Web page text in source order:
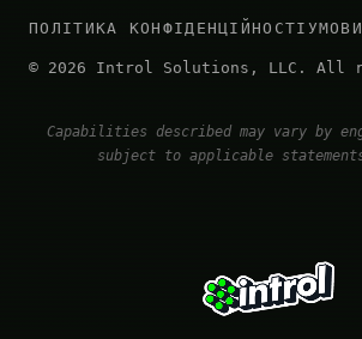
ПОЛІТИКА КОНФІДЕНЦІЙНОСТІ
© 2026 Introl Solutions, LLC. All
Capabilities described may vary by
subject to applicable